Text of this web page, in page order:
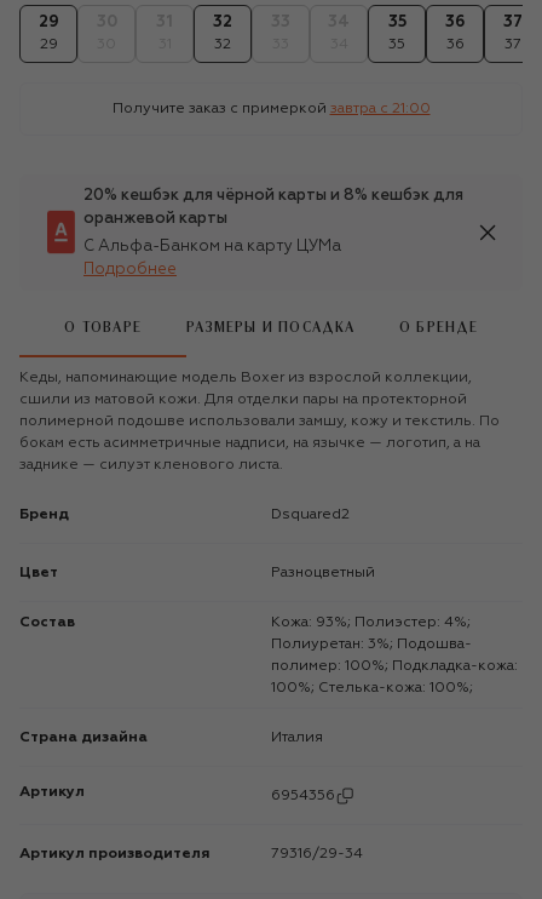
29
29
32
32
35
35
36
36
37
37
Получите заказ с примеркой завтра c 21:00
20% кешбэк для чёрной карты и 8% кешбэк для
оранжевой карты
С Альфа-Банком на карту ЦУМа
Подробнее
О ТОВАРЕ РАЗМЕРЫ И ПОСАДКА О БРЕНДЕ
Кеды, напоминающие модель Boxer из взрослой коллекции,
сшили из матовой кожи. Для отделки пары на протекторной
полимерной подошве использовали замшу, кожу и текстиль. По
бокам есть асимметричные надписи, на язычке — логотип, а на
заднике — силуэт кленового листа.
Бренд Dsquared2
Цвет Разноцветный
Состав
Кожа: 93%; Полиэстер: 4%;
Полиуретан: 3%; Подошва-
полимер: 100%; Подкладка-кожа:
100%; Стелька-кожа: 100%;
Страна дизайна Италия
Артикул 6954356
Артикул производителя 79316/29-34